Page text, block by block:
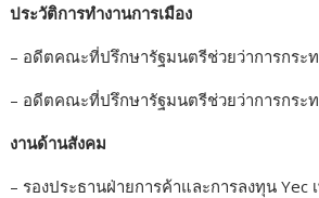
ประวัติการทำงานการเมือง
– อดีตคณะที่ปรึกษารัฐมนตรีช่วยว่าการกระ
– อดีตคณะที่ปรึกษารัฐมนตรีช่วยว่าการกระ
งานด้านสังคม
– รองประธานฝ่ายการค้าและการลงทุน Yec